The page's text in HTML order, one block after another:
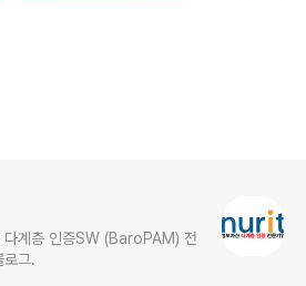
다계층 인증SW (BaroPAM) 전
로그.